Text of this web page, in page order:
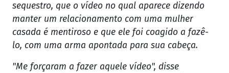
sequestro, que o vídeo no qual aparece dizendo
manter um relacionamento com uma mulher
casada é mentiroso e que ele foi coagido a fazê-
lo, com uma arma apontada para sua cabeça.
"Me forçaram a fazer aquele vídeo", disse